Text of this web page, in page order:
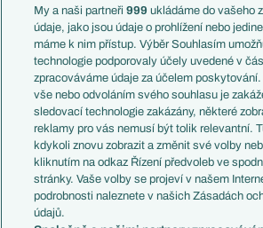
Témata
Představení týmů MS
EuroSkauting
PL v kostce
Evropské koeficienty
Přestupy
Přestupové spekulace
Zranění
Kluby
Arsenal FC
Chelsea FC
Francie
Itálie
Německo
Španělsko
Argentina
Brazílie
Přestupy
Zápasy
Livescore
Tipovací
My a naši partneři999 ukládáme do vašeho
údaje, jako jsou údaje o prohlížení nebo
máme k nim přístup. Výběr Souhlasím
technologie podporovaly účely uvedené v
zpracováváme údaje za účelem
vše nebo odvoláním svého souhlasu je
sledovací technologie zakázány, některé
reklamy pro vás nemusí být tolik relevantní.
kdykoli znovu zobrazit a změnit své volby
kliknutím na odkaz Řízení předvoleb ve
stránky. Vaše volby se projeví v našem
podrobnosti naleznete v našich Zásadách
údajů.